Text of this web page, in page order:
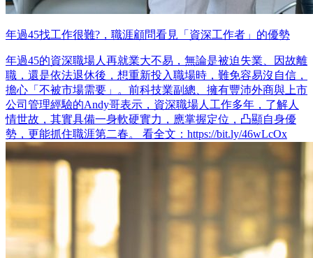
年過45找工作很難?，職涯顧問看見「資深工作者」的優勢
年過45的資深職場人再就業大不易，無論是被迫失業、因故離
職，還是依法退休後，想重新投入職場時，難免容易沒自信，
擔心「不被市場需要」。前科技業副總、擁有豐沛外商與上市
公司管理經驗的Andy哥表示，資深職場人工作多年，了解人
情世故，其實具備一身軟硬實力，應掌握定位，凸顯自身優
勢，更能抓住職涯第二春。 看全文：https://bit.ly/46wLcOx